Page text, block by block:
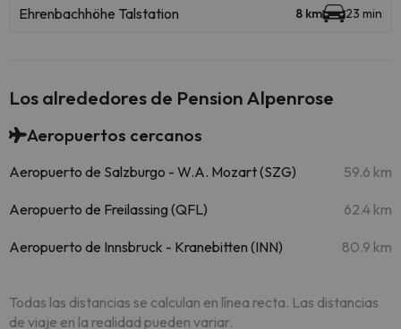
Ehrenbachhöhe Talstation 8 km 23 min
Los alrededores de Pension Alpenrose
Aeropuertos cercanos
Aeropuerto de Salzburgo - W.A. Mozart (SZG) 59.6 km
Aeropuerto de Freilassing (QFL) 62.4 km
Aeropuerto de Innsbruck - Kranebitten (INN) 80.9 km
Todas las distancias se calculan en línea recta. Las distancias
de viaje en la realidad pueden variar.